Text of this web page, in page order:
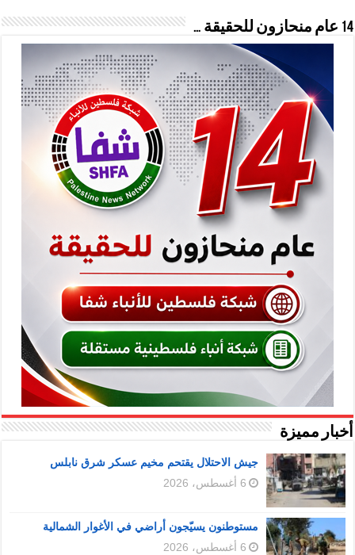
14 عام منحازون للحقيقة …
أخبار مميزة
جيش الاحتلال يقتحم مخيم عسكر شرق نابلس
6 أغسطس، 2026
مستوطنون يسيّجون أراضي في الأغوار الشمالية
6 أغسطس، 2026